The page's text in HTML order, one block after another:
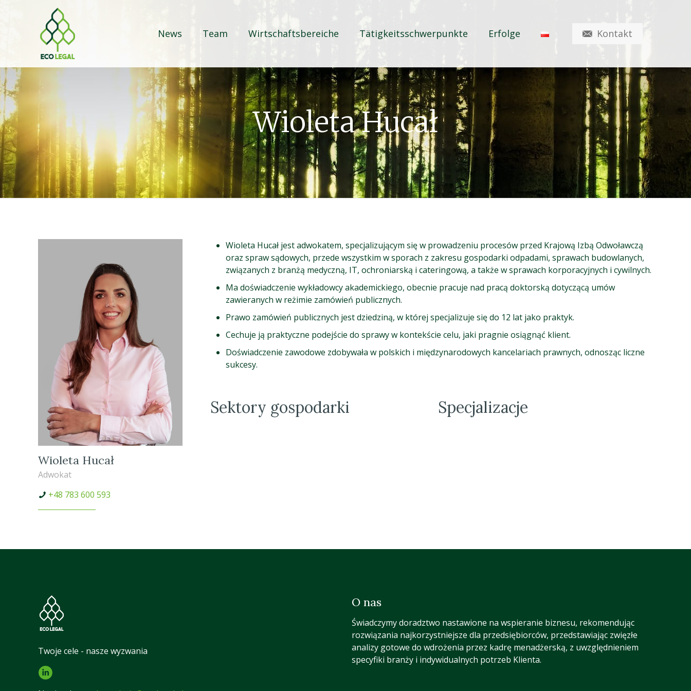
News Team Wirtschaftsbereiche Tätigkeitsschwerpunkte Erfolge Kontakt
Wioleta Hucał
Wioleta Hucał
Adwokat
+48 783 600 593
Wioleta Hucał jest adwokatem, specjalizującym się w prowadzeniu procesów przed Krajową Izbą Odwoławczą
oraz spraw sądowych, przede wszystkim w sporach z zakresu gospodarki odpadami, sprawach budowlanych,
związanych z branżą medyczną, IT, ochroniarską i cateringową, a także w sprawach korporacyjnych i cywilnych.
Ma doświadczenie wykładowcy akademickiego, obecnie pracuje nad pracą doktorską dotyczącą umów
zawieranych w reżimie zamówień publicznych.
Prawo zamówień publicznych jest dziedziną, w której specjalizuje się do 12 lat jako praktyk.
Cechuje ją praktyczne podejście do sprawy w kontekście celu, jaki pragnie osiągnąć klient.
Doświadczenie zawodowe zdobywała w polskich i międzynarodowych kancelariach prawnych, odnosząc liczne
sukcesy.
Sektory gospodarki Specjalizacje
Twoje cele - nasze wyzwania
O nas
Świadczymy doradztwo nastawione na wspieranie biznesu, rekomendując
rozwiązania najkorzystniejsze dla przedsiębiorców, przedstawiając zwięzłe
analizy gotowe do wdrożenia przez kadrę menadżerską, z uwzględnieniem
specyfiki branży i indywidualnych potrzeb Klienta.